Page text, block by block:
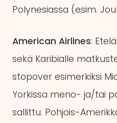
Polynesiassa (esim.
American Airlines:
sekä Karibialle
stopover esimerkiksi
Yorkissa meno- ja/tai
sallittu. Pohjois-